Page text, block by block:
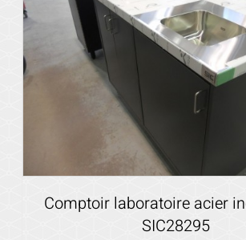
Comptoir laboratoire acier
SIC28295